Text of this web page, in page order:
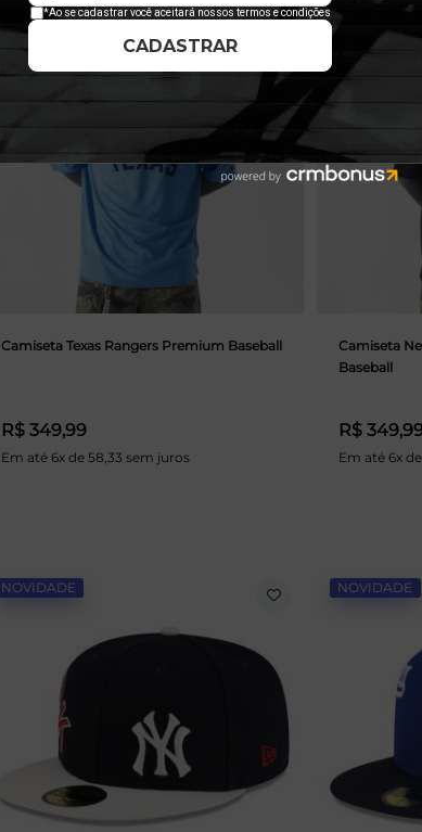
NOVIDADE
Camiseta Texas Rangers Premium Baseball
R$ 349,99
Em até 6x de 58,33 sem juros
NOVIDADE
Camiseta
Baseball
R$
Em até 6x
NOVIDADE NOVIDADE